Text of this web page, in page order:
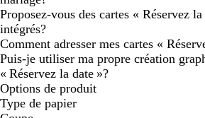
Proposez-vous des cartes « Réservez
intégrés?
Comment adresser mes cartes «
Puis-je utiliser ma propre création
« Réservez la date »?
Options de produit
Type de papier